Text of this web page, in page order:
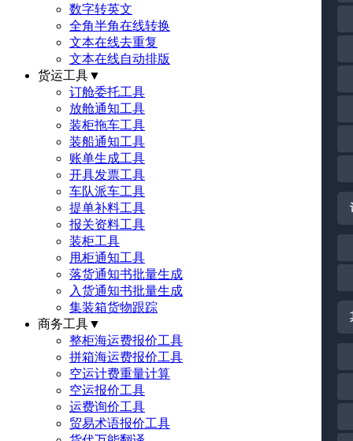
数字转英文
全角半角在线转换
文本在线去重复
文本在线自动排版
货运工具▼
订舱委托工具
放舱通知工具
装柜拖车工具
装船通知工具
账单生成工具
开具发票工具
车队派车工具
提单补料工具
报关资料工具
装柜工具
甩柜通知工具
落货通知书批量生成
入货通知书批量生成
集装箱货物跟踪
商务工具▼
整柜海运费报价工具
拼箱海运费报价工具
空运计费重量计算
空运报价工具
运费询价工具
贸易术语报价工具